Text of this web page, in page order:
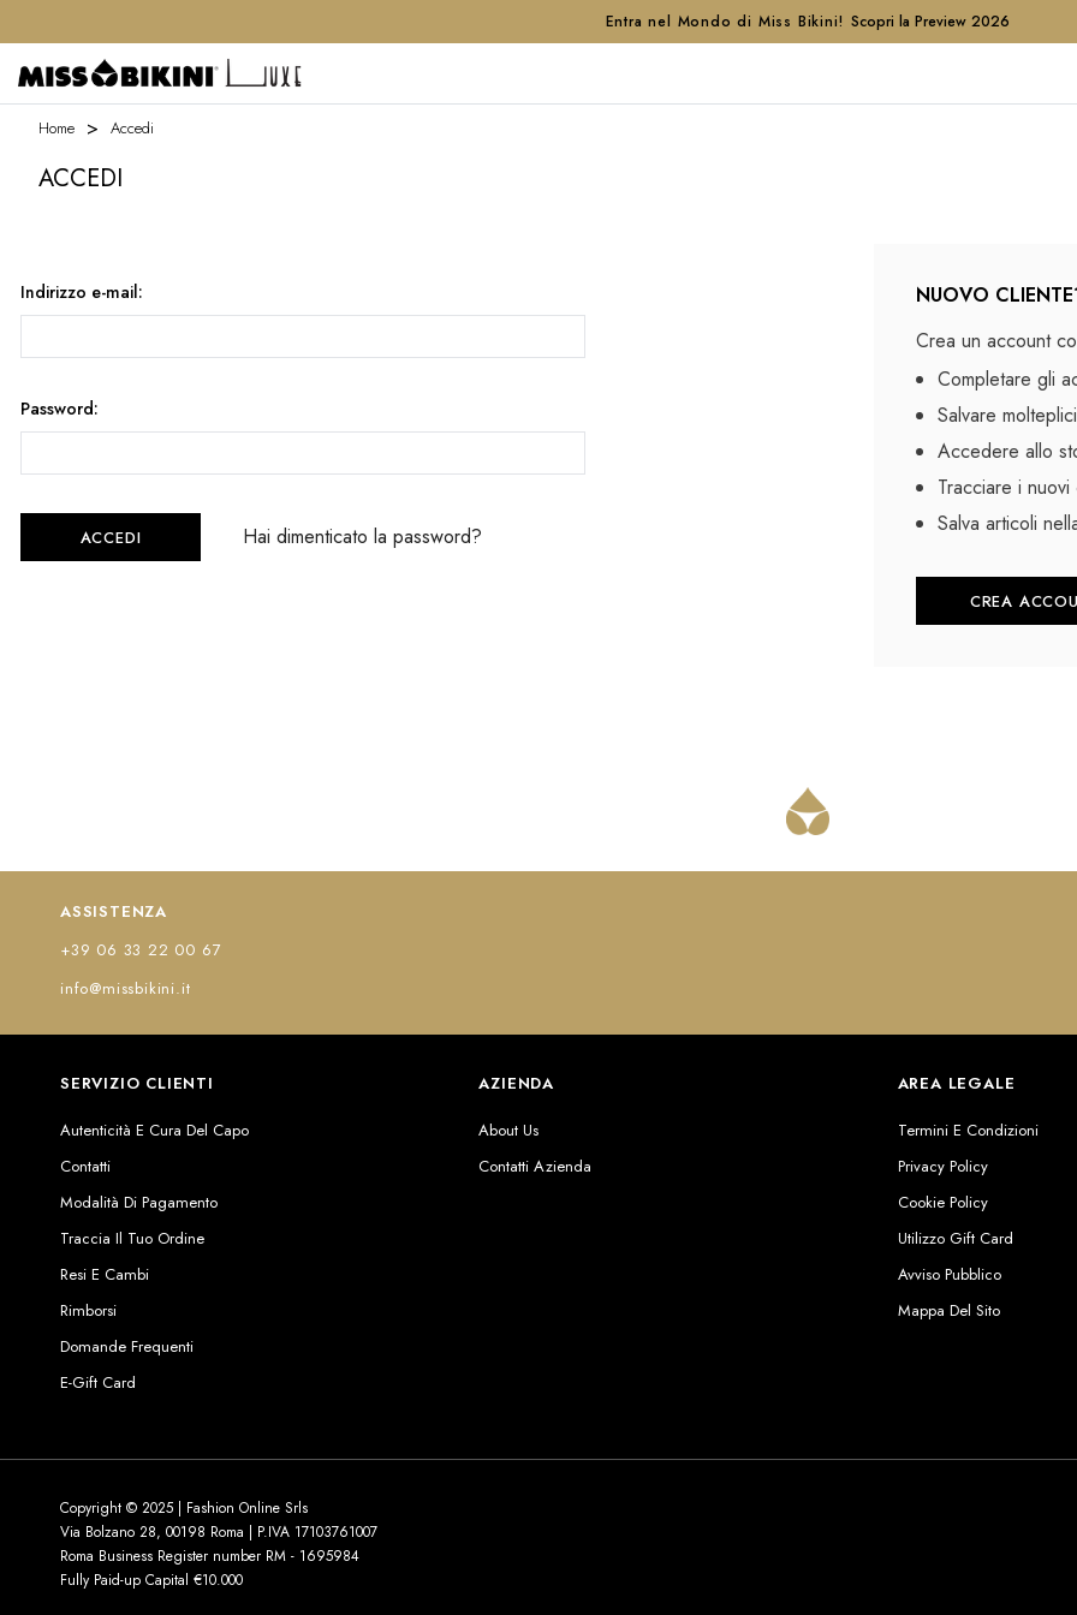
Entra nel Mondo di Miss Bikini! Scopri la Preview 2026
Home Accedi
ACCEDI
Indirizzo e-mail:
Password:
Hai dimenticato la password?
NUOVO
Crea un account
Completare gli
Salvare
Accedere allo
Tracciare i
Salva articoli
CREA
ASSISTENZA
+39 06 33 22 00 67
info@missbikini.it
SERVIZIO CLIENTI
Autenticità E Cura Del Capo
Contatti
Modalità Di Pagamento
Traccia Il Tuo Ordine
Resi E Cambi
Rimborsi
Domande Frequenti
E-Gift Card
AZIENDA
About Us
Contatti Azienda
AREA LEGALE
Termini E Condizioni
Privacy Policy
Cookie Policy
Utilizzo Gift Card
Avviso Pubblico
Mappa Del Sito
Copyright © 2025 | Fashion Online Srls
Via Bolzano 28, 00198 Roma | P.IVA 17103761007
Roma Business Register number RM - 1695984
Fully Paid-up Capital €10.000